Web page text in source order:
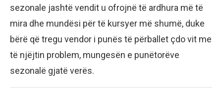
sezonale jashtë vendit u ofrojnë të ardhura më të
mira dhe mundësi për të kursyer më shumë, duke
bërë që tregu vendor i punës të përballet çdo vit me
të njëjtin problem, mungesën e punëtorëve
sezonalë gjatë verës.